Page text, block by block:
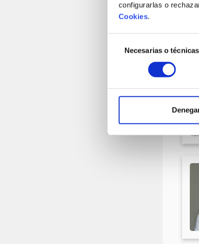
configurarlas o
Cookies.
consentimiento
Necesarias o técnicas